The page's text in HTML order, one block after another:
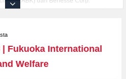
universitas, pascasarjana, universitas
per fakultas seperti Fakultas
serta berbagai informasi yang
seperti kuota untuk jumlah
masuk mahasiswa(i) mancanegara,
| Fukuoka International
Welfare